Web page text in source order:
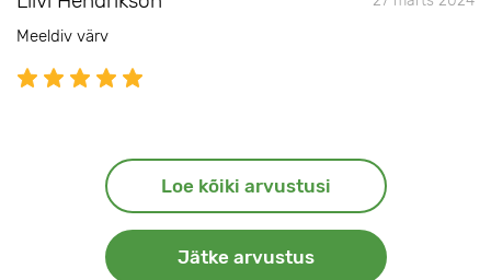
Meeldiv värv
Loe kõiki arvustusi
Jätke arvustus